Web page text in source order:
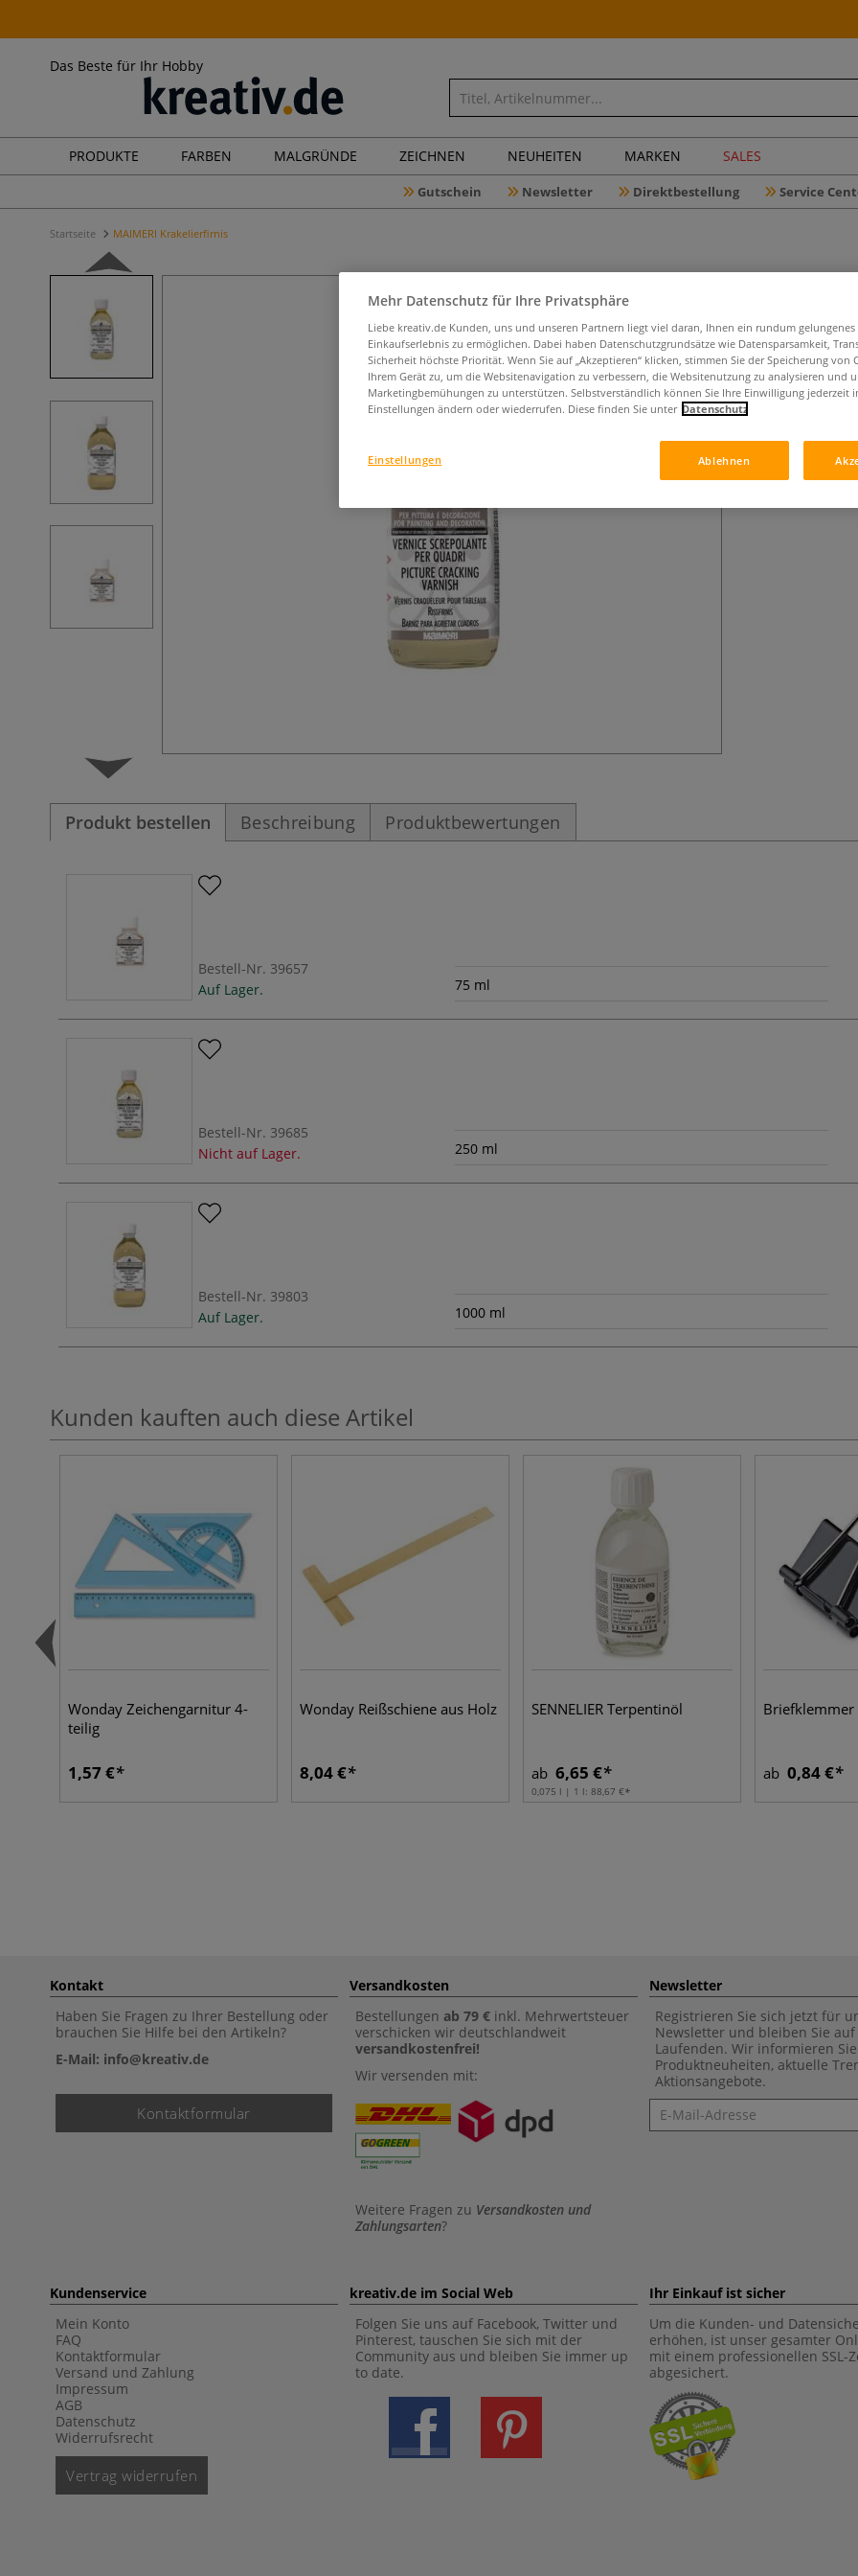
Das Beste für Ihr Hobby
PRODUKTE FARBEN MALGRÜNDE ZEICHNEN NEUHEITEN MARKEN SALES
Gutschein Newsletter Direktbestellung Service
Startseite MAIMERI Krakelierfirnis
Spezialfirnis
Patina- oder
Produkt bestellen Beschreibung Produktbewertungen
Bestell-Nr. 39657
Auf Lager.
75 ml
Bestell-Nr. 39685
Nicht auf Lager.
250 ml
Bestell-Nr. 39803
Auf Lager.
1000 ml
Kunden kauften auch diese Artikel
Wonday Zeichengarnitur 4-
teilig
1,57 €
Wonday Reißschiene aus Holz
8,04 €
SENNELIER Terpentinöl
ab 6,65 €
0,075 l | 1 l: 88,67 €
Briefklemmer
ab 0,84 €
Kontakt
Haben Sie Fragen zu Ihrer Bestellung oder
brauchen Sie Hilfe bei den Artikeln?
E-Mail: info@kreativ.de
Kontaktformular
Versandkosten
Bestellungen ab 79 € inkl. Mehrwertsteuer
verschicken wir deutschlandweit
versandkostenfrei!
Wir versenden mit:
Weitere Fragen zu Versandkosten und
Zahlungsarten?
Newsletter
Registrieren Sie sich jetzt für
Newsletter und bleiben Sie auf
Laufenden. Wir informieren
Produktneuheiten, aktuelle
Aktionsangebote.
Newsletter
Kundenservice
Mein Konto
FAQ
Kontaktformular
Versand und Zahlung
Impressum
AGB
Datenschutz
Widerrufsrecht
Vertrag widerrufen
kreativ.de im Social Web
Folgen Sie uns auf Facebook, Twitter und
Pinterest, tauschen Sie sich mit der
Community aus und bleiben Sie immer up
to date.
Ihr Einkauf ist sicher
Um die Kunden- und
erhöhen, ist unser gesamter
mit einem professionellen SSL-
abgesichert.
Mehr Datenschutz für Ihre Privatsphäre
Liebe kreativ.de Kunden, uns und unseren Partnern liegt viel daran, Ihnen ein rundum gelungenes
Einkaufserlebnis zu ermöglichen. Dabei haben Datenschutzgrundsätze wie Datensparsamkeit,
Sicherheit höchste Priorität. Wenn Sie auf „Akzeptieren“ klicken, stimmen Sie der Speicherung von
Ihrem Gerät zu, um die Websitenavigation zu verbessern, die Websitenutzung zu analysieren und
Marketingbemühungen zu unterstützen. Selbstverständlich können Sie Ihre Einwilligung jederzeit
Einstellungen ändern oder wiederrufen. Diese finden Sie unter Datenschutz
Ablehnen
Einstellungen